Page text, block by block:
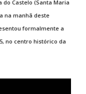
do Castelo (Santa Maria
na manhã deste
formalmente a
no centro histórico da